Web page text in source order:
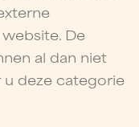
De
al dan niet
deze categorie